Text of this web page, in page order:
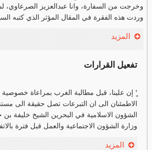
وخرجت من السفارة، وانا عبدالعزيز الصرعاوي،
وردت هذه الفقرة في المقال المؤثر الذي كتبه
المزيد
تفعيل القرارات
'ِِ إن علينا، قبل مطالبة الغرب بمراعاة
الاطمئنان الى ان التبرعات تصل حقيقة الى
وزارة الشؤون الاجتماعية والعمل قبل فترة
المزيد